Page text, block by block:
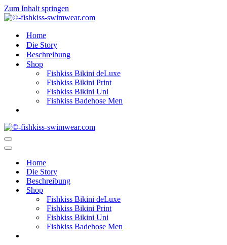
Zum Inhalt springen
Home
Die Story
Beschreibung
Shop
Fishkiss Bikini deLuxe
Fishkiss Bikini Print
Fishkiss Bikini Uni
Fishkiss Badehose Men
Navigationsmenü
Navigationsmenü
Home
Die Story
Beschreibung
Shop
Fishkiss Bikini deLuxe
Fishkiss Bikini Print
Fishkiss Bikini Uni
Fishkiss Badehose Men